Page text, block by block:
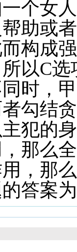
个女
助或
构成
以C
时，
勾结
犯的
那么
，那
答案